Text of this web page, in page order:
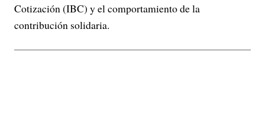
Cotización (IBC) y el comportamiento de la
contribución solidaria.